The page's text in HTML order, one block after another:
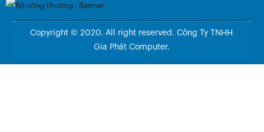
Copyright © 2020. All right reserved. Công Ty TNHH
Gia Phát Computer.